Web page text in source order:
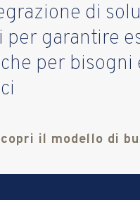
di
per garantire
per bisogni
il modello di